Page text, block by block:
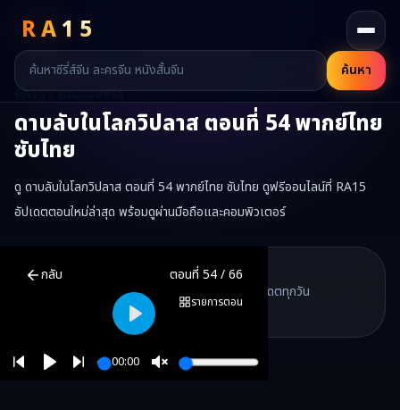
RA15
ค้นหา
RA15 / ตอนของซีรี่ส์
ดาบลับในโลกวิปลาส ตอนที่ 54พากย์ไทย
ซับไทย
ดู ดาบลับในโลกวิปลาส ตอนที่ 54 พากย์ไทย ซับไทย ดูฟรีออนไลน์ที่ RA15
อัปเดตตอนใหม่ล่าสุด พร้อมดูผ่านมือถือและคอมพิวเตอร์
กลับ ตอนที่ 54/66
รายการตอน
00:00
Play
ดาบ
RA15 เป็นเว็บไซต์ดูซีรี่ส์จีนออนไลน์ฟรี ที่รวบรวมหนังจีน ละครจีน มิ
RA15 Drama
RA15 Drama
รวมซีรี่ส์จีน ละครสั้น หนังแนวตั้ง พากย์ไทย อัปเดตทุกวัน
RA15 Drama